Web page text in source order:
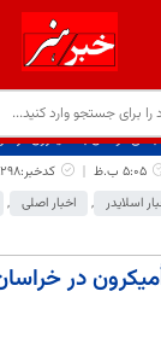
ابتلای کودکان به اُمیکرون در
5:05 ب.ظ
کدخبر:68298
اسلایدر , اخبار اصلی ,
در